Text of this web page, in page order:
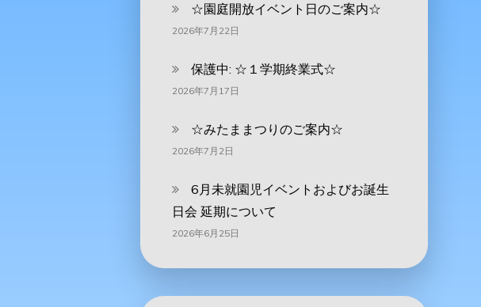
☆園庭開放イベント日のご案内☆
2026年7月22日
保護中: ☆１学期終業式☆
2026年7月17日
☆みたままつりのご案内☆
2026年7月2日
6月未就園児イベントおよびお誕生
日会 延期について
2026年6月25日